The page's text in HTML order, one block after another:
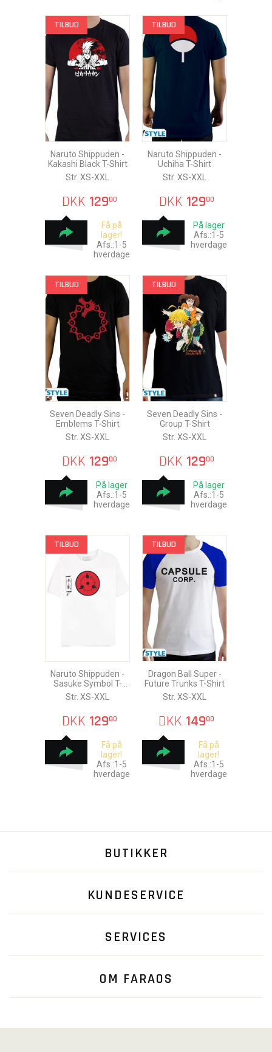
TILBUD
Naruto Shippuden -
Kakashi Black T-Shirt
Str. XS-XXL
DKK 12900
Få på
lager!
Afs.:1-5
hverdage
TILBUD
Naruto Shippuden -
Uchiha T-Shirt
Str. XS-XXL
DKK 12900
På lager
Afs.:1-5
hverdage
TILBUD
Seven Deadly Sins -
Emblems T-Shirt
Str. XS-XXL
DKK 12900
På lager
Afs.:1-5
hverdage
TILBUD
Seven Deadly Sins -
Group T-Shirt
Str. XS-XXL
DKK 12900
På lager
Afs.:1-5
hverdage
TILBUD
Naruto Shippuden -
Sasuke Symbol T-
shirt
Str. XS-XXL
DKK 12900
Få på
lager!
Afs.:1-5
hverdage
TILBUD
Dragon Ball Super -
Future Trunks T-Shirt
Str. XS-XXL
DKK 14900
Få på
lager!
Afs.:1-5
hverdage
BUTIKKER
KUNDESERVICE
SERVICES
OM FARAOS